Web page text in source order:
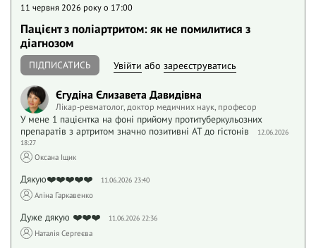
11 червня 2026 року o 17:00
Пацієнт з поліартритом: як не помилитися з
діагнозом
ПІДПИСАТИСЬ Увійти або зареєструватись
Єгудіна Єлизавета Давидівна
Лікар-ревматолог, доктор медичних наук, професор
У мене 1 пацієнтка на фоні прийому протитуберкульозних
препаратів з артритом значно позитивні АТ до гістонів
12.06.2026
18:27
Оксана Іщик
Дякую❤️❤️❤️❤️❤️ 11.06.2026 23:40
Аліна Гаркавенко
Дуже дякую ❤️❤️❤️ 11.06.2026 22:36
Наталія Сергеєва